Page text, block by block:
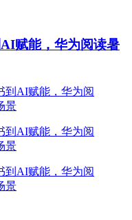
赋能，华为阅读暑